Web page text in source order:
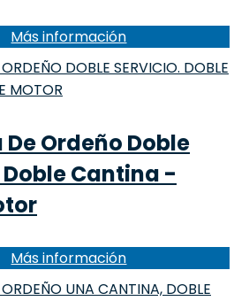
Más información
Ordeño Doble
Cantina -
Más información